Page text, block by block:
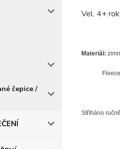
čepice /
Vel. 4+
Materiál:
Fleece
Stříháno